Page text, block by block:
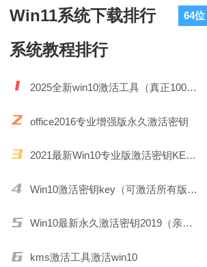
Win11系统下载排行 64位
系统教程排行
2025全新win10激活工具（真正100%激活）
office2016专业增强版永久激活密钥
2021最新Win10专业版激活密钥KEY推荐
Win10激活密钥key（可激活所有版本）
Win10最新永久激活密钥2019（亲测有效）
kms激活工具激活win10